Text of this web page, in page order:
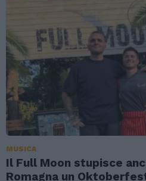
MUSICA
Il Full Moon stupisce
Romagna un